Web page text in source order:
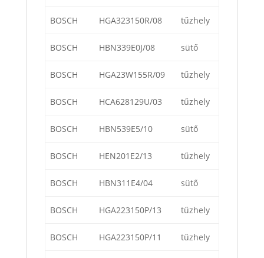
BOSCH HGA323150R/08 tűzhely
BOSCH HBN339E0J/08 sütő
BOSCH HGA23W155R/09 tűzhely
BOSCH HCA628129U/03 tűzhely
BOSCH HBN539E5/10 sütő
BOSCH HEN201E2/13 tűzhely
BOSCH HBN311E4/04 sütő
BOSCH HGA223150P/13 tűzhely
BOSCH HGA223150P/11 tűzhely